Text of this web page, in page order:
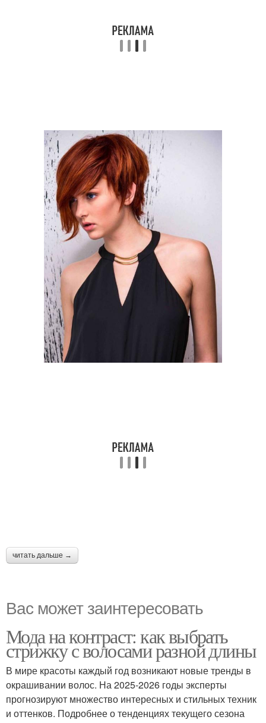
читать дальше →
Вас может заинтересовать
Мода на контраст: как выбрать
стрижку с волосами разной длины
В мире красоты каждый год возникают новые тренды в
окрашивании волос. На 2025-2026 годы эксперты
прогнозируют множество интересных и стильных техник
и оттенков. Подробнее о тенденциях текущего сезона